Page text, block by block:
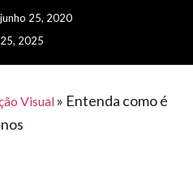
junho 25, 2020
2025
Visual » Entenda como é